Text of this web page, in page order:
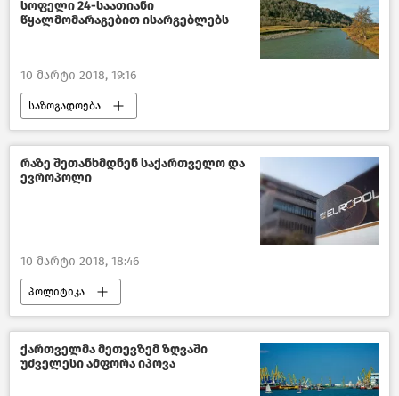
სოფელი 24-საათიანი
წყალმომარაგებით ისარგებლებს
10 მარტი 2018, 19:16
საზოგადოება
საქართველოს რეგიონები -2018
საქართველო
რაზე შეთანხმდნენ საქართველო და
ევროპოლი
10 მარტი 2018, 18:46
პოლიტიკა
საქართველოს საგარეო პოლიტიკა–2018
საქართველო
ქართველმა მეთევზემ ზღვაში
უძველესი ამფორა იპოვა